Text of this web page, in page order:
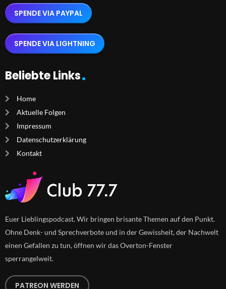
SPENDE VIA PAYPAL
SPENDE VIA LIGHTNING
Beliebte Links
Home
Aktuelle Folgen
Impressum
Datenschutzerklärung
Kontakt
Euer Lieblingspodcast. Wir bringen brisante Themen auf den Punkt.
Ohne Denk- und Sprechverbote und in der Gewissheit, der Nachwelt
einen Gefallen zu tun, öffnen wir das Overton-Fenster
sperrangelweit.
PATREON WERDEN